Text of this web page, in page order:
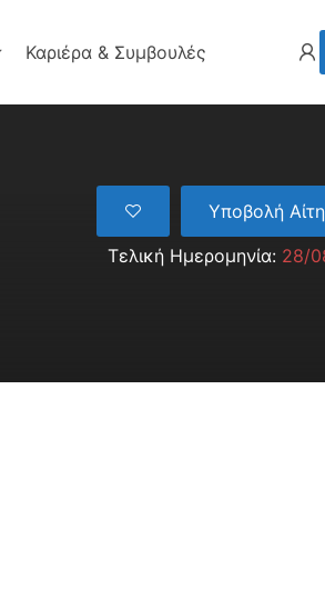
Καριέρα & Συμβουλές
Υποβολή
Τελική Ημερομηνία: 28/